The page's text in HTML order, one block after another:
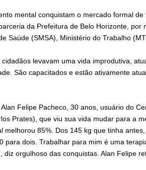
mental conquistam o mercado formal
da Prefeitura de Belo Horizonte,
Saúde (SMSA), Ministério do Trabalho
levavam uma vida improdutiva,
São capacitados e estão ativamente
Felipe Pacheco, 30 anos, usuário do
Prates), que viu sua vida mudar para a
melhorou 85%. Dos 145 kg que tinha
para dois. Trabalhar para mim é uma
diz orgulhoso das conquistas. Alan Felipe